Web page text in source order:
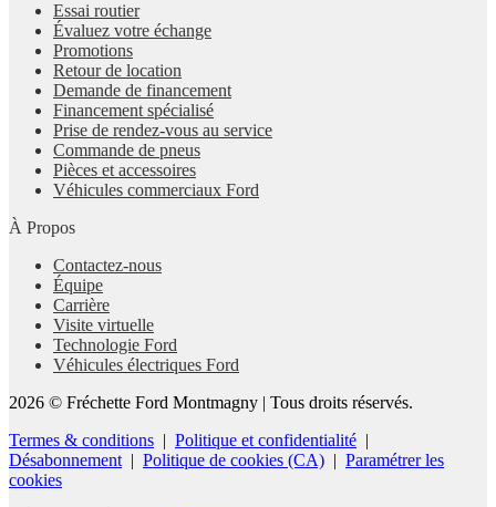
Essai routier
Évaluez votre échange
Promotions
Retour de location
Demande de financement
Financement spécialisé
Prise de rendez-vous au service
Commande de pneus
Pièces et accessoires
Véhicules commerciaux Ford
À Propos
Contactez-nous
Équipe
Carrière
Visite virtuelle
Technologie Ford
Véhicules électriques Ford
2026 © Fréchette Ford Montmagny | Tous droits réservés.
Termes & conditions | Politique et confidentialité |
Désabonnement| Politique de cookies (CA) | Paramétrer les
cookies